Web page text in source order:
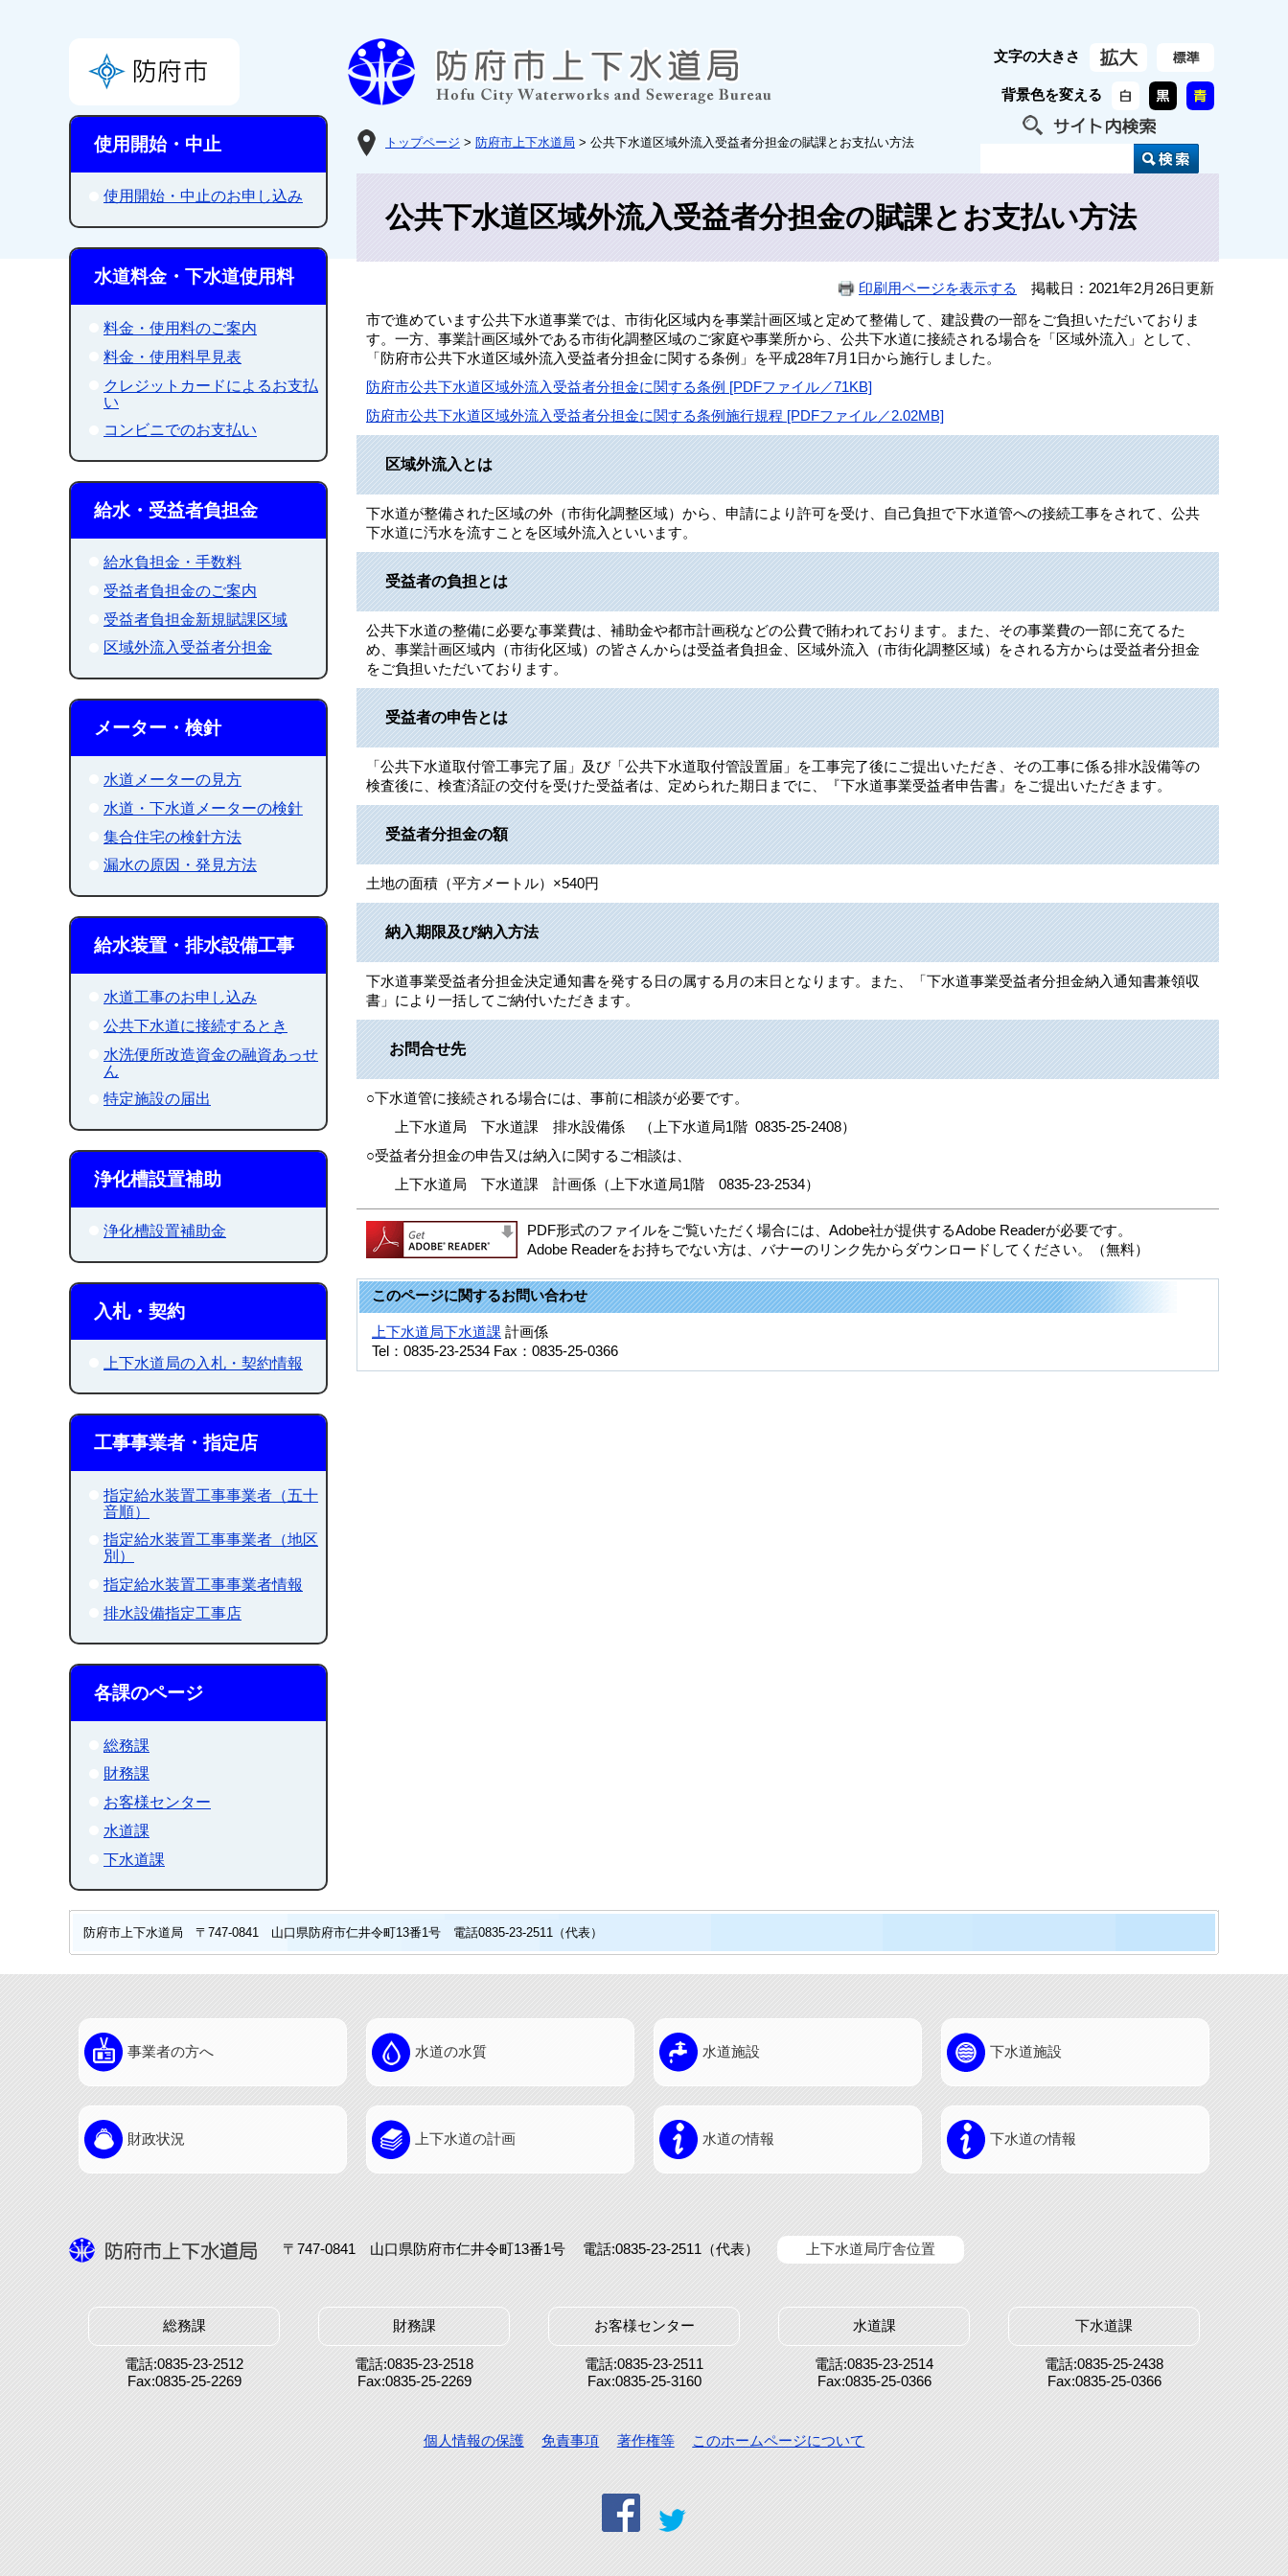
文字の大きさ
背景色を変える
使用開始・中止
使用開始・中止のお申し込み
水道料金・下水道使用料
料金・使用料のご案内
料金・使用料早見表
クレジットカードによるお支払
い
コンビニでのお支払い
給水・受益者負担金
給水負担金・手数料
受益者負担金のご案内
受益者負担金新規賦課区域
区域外流入受益者分担金
メーター・検針
水道メーターの見方
水道・下水道メーターの検針
集合住宅の検針方法
漏水の原因・発見方法
給水装置・排水設備工事
水道工事のお申し込み
公共下水道に接続するとき
水洗便所改造資金の融資あっせ
ん
特定施設の届出
浄化槽設置補助
浄化槽設置補助金
入札・契約
上下水道局の入札・契約情報
工事事業者・指定店
指定給水装置工事事業者（五十
音順）
指定給水装置工事事業者（地区
別）
指定給水装置工事事業者情報
排水設備指定工事店
各課のページ
総務課
財務課
お客様センター
水道課
下水道課
トップページ > 防府市上下水道局 > 公共下水道区域外流入受益者分担金の賦課とお支払い方法
公共下水道区域外流入受益者分担金の賦課とお支払い方法
印刷用ページを表示する 掲載日：2021年2月26日更新
市で進めています公共下水道事業では、市街化区域内を事業計画区域と定めて整備して、建設費の一部をご負担いただいておりま
す。一方、事業計画区域外である市街化調整区域のご家庭や事業所から、公共下水道に接続される場合を「区域外流入」として、
「防府市公共下水道区域外流入受益者分担金に関する条例」を平成28年7月1日から施行しました。
防府市公共下水道区域外流入受益者分担金に関する条例 [PDFファイル／71KB]
防府市公共下水道区域外流入受益者分担金に関する条例施行規程 [PDFファイル／2.02MB]
区域外流入とは
下水道が整備された区域の外（市街化調整区域）から、申請により許可を受け、自己負担で下水道管への接続工事をされて、公共
下水道に汚水を流すことを区域外流入といいます。
受益者の負担とは
公共下水道の整備に必要な事業費は、補助金や都市計画税などの公費で賄われております。また、その事業費の一部に充てるた
め、事業計画区域内（市街化区域）の皆さんからは受益者負担金、区域外流入（市街化調整区域）をされる方からは受益者分担金
をご負担いただいております。
受益者の申告とは
「公共下水道取付管工事完了届」及び「公共下水道取付管設置届」を工事完了後にご提出いただき、その工事に係る排水設備等の
検査後に、検査済証の交付を受けた受益者は、定められた期日までに、『下水道事業受益者申告書』をご提出いただきます。
受益者分担金の額
土地の面積（平方メートル）×540円
納入期限及び納入方法
下水道事業受益者分担金決定通知書を発する日の属する月の末日となります。また、「下水道事業受益者分担金納入通知書兼領収
書」により一括してご納付いただきます。
お問合せ先
○下水道管に接続される場合には、事前に相談が必要です。
上下水道局 下水道課 排水設備係 （上下水道局1階 0835-25-2408）
○受益者分担金の申告又は納入に関するご相談は、
上下水道局 下水道課 計画係（上下水道局1階 0835-23-2534）
PDF形式のファイルをご覧いただく場合には、Adobe社が提供するAdobe Readerが必要です。
Adobe Readerをお持ちでない方は、バナーのリンク先からダウンロードしてください。（無料）
このページに関するお問い合わせ
上下水道局下水道課 計画係
Tel：0835-23-2534 Fax：0835-25-0366
防府市上下水道局 〒747-0841 山口県防府市仁井令町13番1号 電話0835-23-2511（代表）
事業者の方へ 水道の水質 水道施設 下水道施設
財政状況 上下水道の計画 水道の情報 下水道の情報
〒747-0841 山口県防府市仁井令町13番1号 電話:0835-23-2511（代表） 上下水道局庁舎位置
総務課
電話:0835-23-2512
Fax:0835-25-2269
財務課
電話:0835-23-2518
Fax:0835-25-2269
お客様センター
電話:0835-23-2511
Fax:0835-25-3160
水道課
電話:0835-23-2514
Fax:0835-25-0366
下水道課
電話:0835-25-2438
Fax:0835-25-0366
個人情報の保護 免責事項 著作権等 このホームページについて